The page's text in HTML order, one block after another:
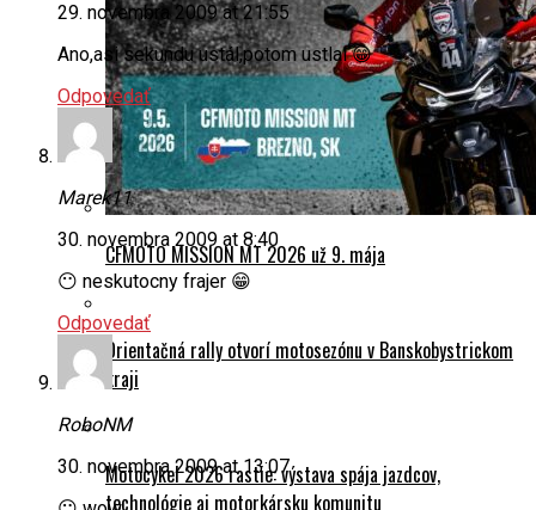
CFMOTO MISSION MT 2026 už 9. mája
Orientačná rally otvorí motosezónu v Banskobystrickom
kraji
Motocykel 2026 rastie: výstava spája jazdcov,
technológie aj motorkársku komunitu
29. novembra 2009 at 21:55
Ano,asi sekundu ustál,potom ustlal 😁
Odpovedať
Marek11
30. novembra 2009 at 8:40
😶 neskutocny frajer 😁
Odpovedať
RoboNM
30. novembra 2009 at 13:07